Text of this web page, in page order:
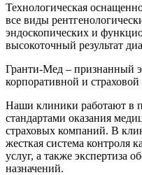
Технологическая
все виды
эндоскопических и
высокоточный результат
Гранти-Мед – признанный
корпоративной и
Наши клиники работают в
стандартами оказания
страховых компаний. В
жесткая система контроля
услуг, а также экспертиза
назначений.